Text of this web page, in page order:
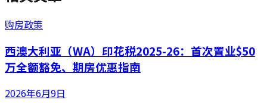
购房政策
西澳大利亚（WA）印花税2025-26：首次置业$50
万全额豁免、期房优惠指南
2026年6月9日